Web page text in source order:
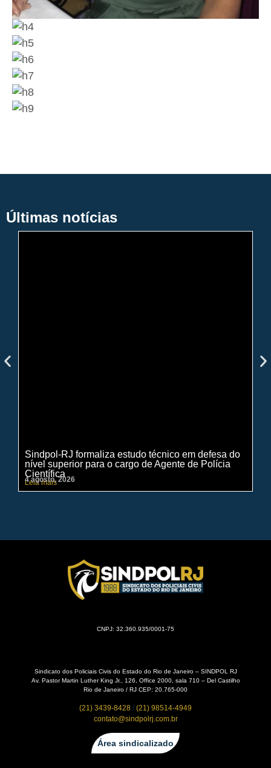
Últimas notícias
Sindpol-RJ formaliza estudo técnico em defesa do
nível superior para o cargo de Agente de Polícia
Científica
Leia mais
4 agosto, 2026
CNPJ: 32.360.935/0001-75
Sindicato dos Policiais Civis do Estado do Rio de Janeiro – SINDPOL RJ
Av. Pastor Martin Luther King Jr., 126, Office 2000, sala 710 – Del Castilho
Rio de Janeiro / RJ CEP: 20.765-000
(21) 3439-8428 / (21) 98514-4949
contato@sindpolrj.com.br
Área sindicalizado